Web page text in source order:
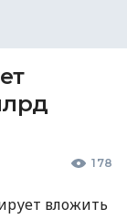
178
вложить